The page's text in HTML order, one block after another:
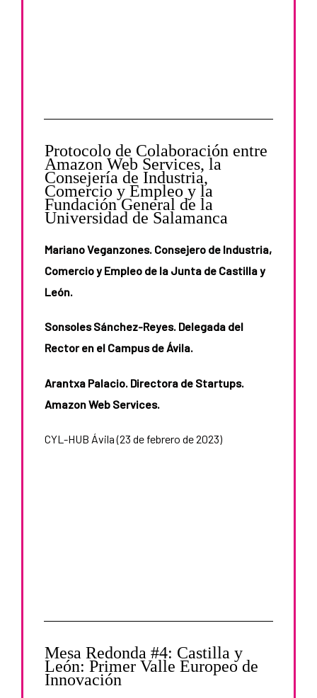
Protocolo de Colaboración entre
Amazon Web Services, la
Consejería de Industria,
Comercio y Empleo y la
Fundación General de la
Universidad de Salamanca
Mariano Veganzones. Consejero de Industria,
Comercio y Empleo de la Junta de Castilla y
León.
Sonsoles Sánchez-Reyes. Delegada del
Rector en el Campus de Ávila.
Arantxa Palacio. Directora de Startups.
Amazon Web Services.
CYL-HUB Ávila (23 de febrero de 2023)
Mesa Redonda #4: Castilla y
León: Primer Valle Europeo de
Innovación